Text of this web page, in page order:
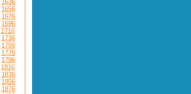
1636
1656
1676
1696
1716
1736
1756
1776
1796
1816
1836
1856
1876